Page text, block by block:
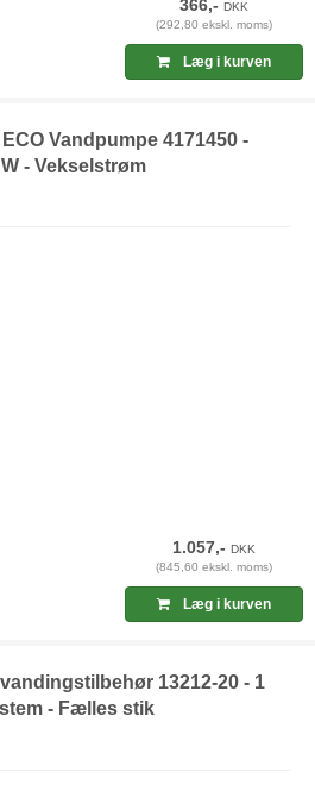
366,-DKK
(292,80 ekskl. moms)
Læg i kurven
Vandpumpe 4171450 -
- Vekselstrøm
1.057,-DKK
(845,60 ekskl. moms)
Læg i kurven
13212-20 - 1
- Fælles stik